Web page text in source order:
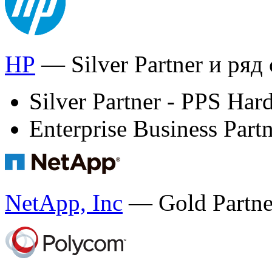
HP — Silver Partner и ряд
Silver Partner - PPS
Enterprise Business
NetApp, Inc — Gold